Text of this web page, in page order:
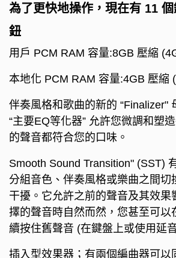
為了更快地操作，現在有 11
鈕
用戶 PCM RAM 容量:8GB 壓縮
本地化 PCM RAM 容量:4GB 壓縮
伴奏風格和歌曲的新的 “Finalizer"
“主要EQ等化器” 允許您微調和塑
的聲音都符合您的口味。
Smooth Sound Transition" (SST)
分組音色、伴奏風格或樂曲之間切
干擾。 它允許之前的聲音及其效果
擇的聲音時自然而然，您甚至可以
續按住舊聲音 (在鍵盤上或使用延
插入型效果器；有兩個編曲器可以